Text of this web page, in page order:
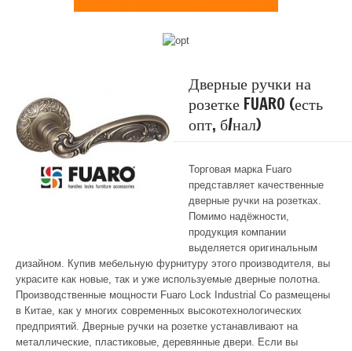
Дверные ручки на
розетке FUARO (есть
опт, б/нал)
Торговая марка Fuaro
представляет качественные
дверные ручки на розетках.
Помимо надёжности,
продукция компании
выделяется оригинальным
дизайном. Купив мебельную фурнитуру этого производителя, вы
украсите как новые, так и уже используемые дверные полотна.
Производственные мощности Fuaro Lock Industrial Co размещены
в Китае, как у многих современных высокотехнологических
предприятий. Дверные ручки на розетке устанавливают на
металлические, пластиковые, деревянные двери. Если вы